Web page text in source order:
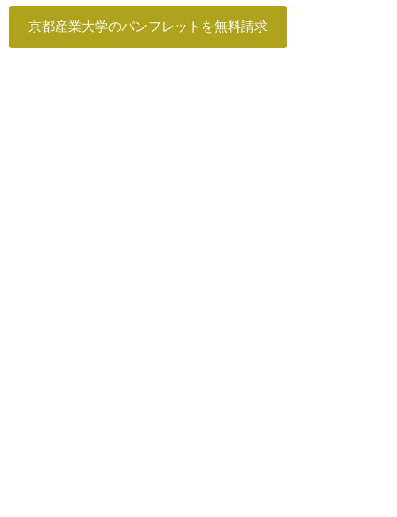
京都産業大学のパンフレットを無料請求